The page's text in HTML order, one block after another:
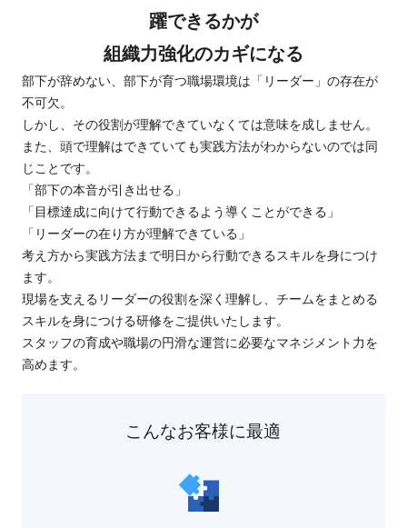
お問い合わせ・資料請求
研修に関するお問い合わせ
03 - 5909 - 7770
受付時間：平日 9:00～17:45
躍できるかが
組織力強化のカギになる
部下が辞めない、部下が育つ職場環境は「リーダー」の存在が
不可欠。
しかし、その役割が理解できていなくては意味を成しません。
また、頭で理解はできていても実践方法がわからないのでは同
じことです。
「部下の本音が引き出せる」
「目標達成に向けて行動できるよう導くことができる」
「リーダーの在り方が理解できている」
考え方から実践方法まで明日から行動できるスキルを身につけ
ます。
現場を支えるリーダーの役割を深く理解し、チームをまとめる
スキルを身につける研修をご提供いたします。
スタッフの育成や職場の円滑な運営に必要なマネジメント力を
高めます。
こんなお客様に最適